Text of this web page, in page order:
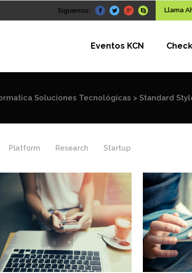
Siguenos: Llama
Eventos KCN
Soluciones Tecnológicas > Standard
Platform Research Startup